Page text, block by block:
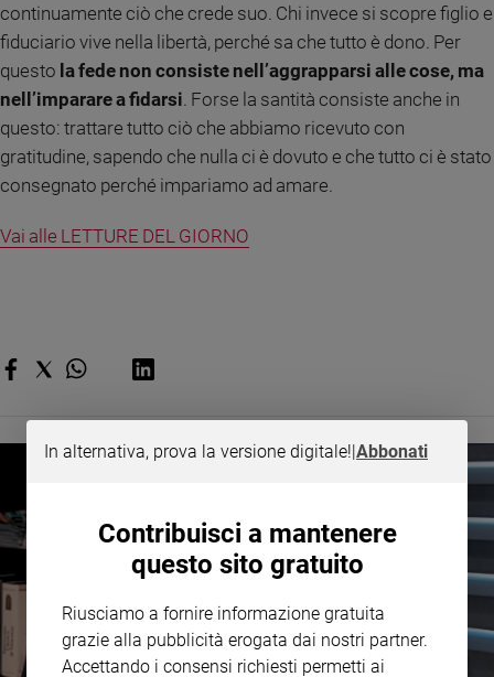
educazione
Genitori
e
figli
Nonni
Coppia
Scuola
giovani
Riflessioni
Podcast
Privacy
continuamente ciò che crede suo. Chi invece si scopre figlio e
fiduciario vive nella libertà, perché sa che tutto è dono. Per
questo la fede non consiste nell’aggrapparsi alle cose, ma
nell’imparare a fidarsi . Forse la santità consiste anche in
questo: trattare tutto ciò che abbiamo ricevuto con
gratitudine, sapendo che nulla ci è dovuto e che tutto ci è stato
consegnato perché impariamo ad amare.
Vai alle LETTURE DEL GIORNO
In alternativa, prova la versione digitale!|Abbonati
Contribuisci a mantenere
questo sito gratuito
Riusciamo a fornire informazione gratuita
grazie alla pubblicità erogata dai nostri partner.
Accettando i consensi richiesti permetti ai